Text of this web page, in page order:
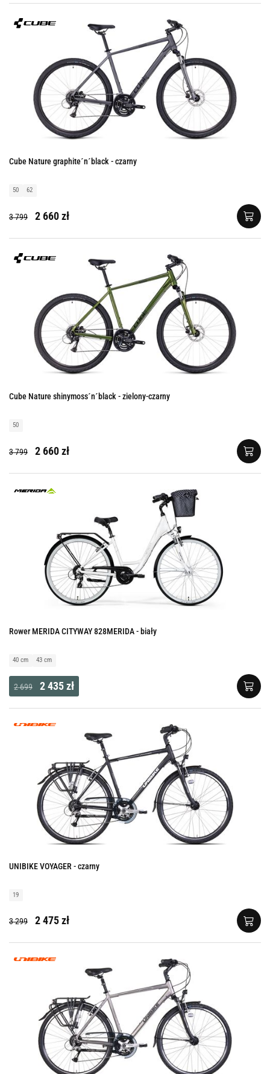
Cube Nature graphite´n´black - czarny
50 62
3 799 2 660 zł
Cube Nature shinymoss´n´black - zielony-czarny
50
3 799 2 660 zł
Rower MERIDA CITYWAY 828MERIDA - biały
40 cm 43 cm
2 699 2 435 zł
UNIBIKE VOYAGER - czarny
19
3 299 2 475 zł